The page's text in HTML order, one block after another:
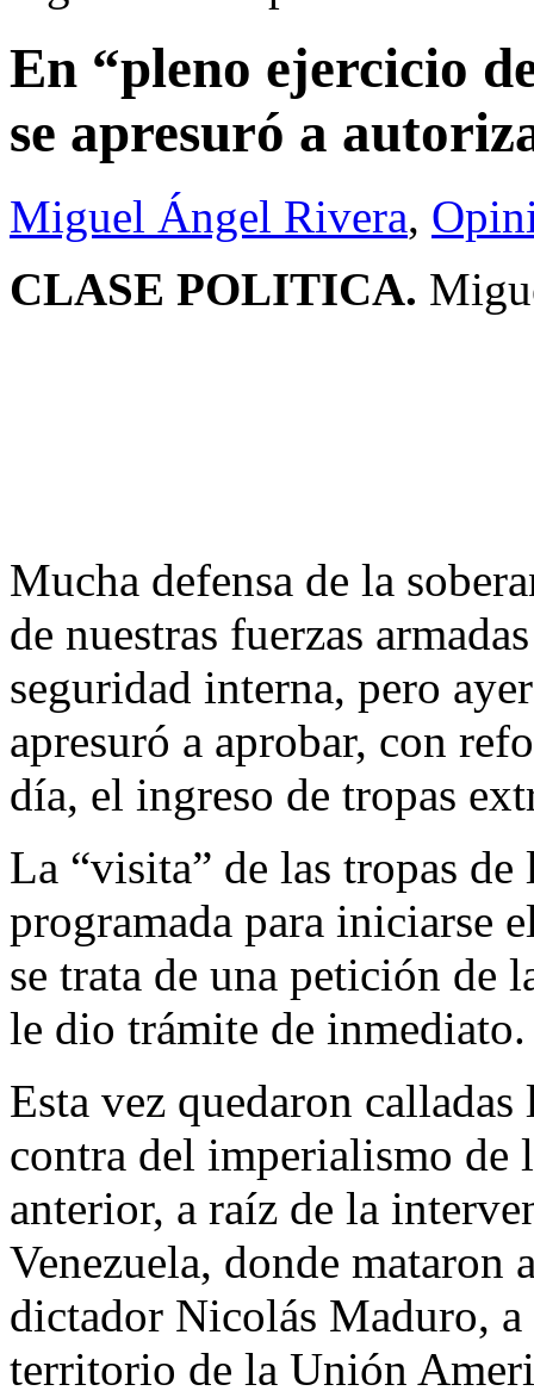
En “pleno ejercicio
se apresuró a
Miguel Ángel Rivera,
CLASE POLITICA.
Mucha defensa de la
de nuestras fuerzas
seguridad interna, pero
apresuró a aprobar, con
día, el ingreso de tropas
La “visita” de las tropas
programada para iniciarse
se trata de una petición de
le dio trámite de inmediato.
Esta vez quedaron
contra del imperialismo de
anterior, a raíz de la
Venezuela, donde mataron
dictador Nicolás Maduro,
territorio de la Unión